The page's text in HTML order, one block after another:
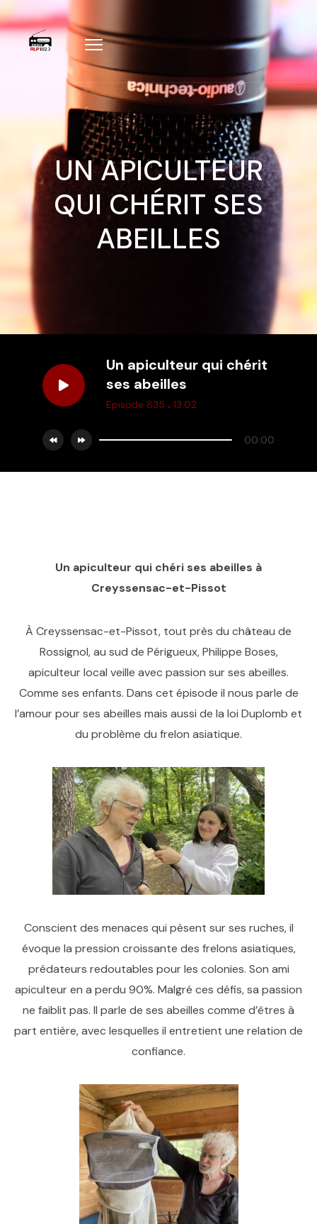
UN APICULTEUR
QUI CHÉRIT SES
ABEILLES
Un apiculteur qui chérit
ses abeilles
Episode 835 . 13:02
00:00
Un apiculteur qui chéri ses abeilles à
Creyssensac-et-Pissot
À Creyssensac-et-Pissot, tout près du château de
Rossignol, au sud de Périgueux, Philippe Boses,
apiculteur local veille avec passion sur ses abeilles.
Comme ses enfants. Dans cet épisode il nous parle de
l’amour pour ses abeilles mais aussi de la loi Duplomb et
du problème du frelon asiatique.
Conscient des menaces qui pèsent sur ses ruches, il
évoque la pression croissante des frelons asiatiques,
prédateurs redoutables pour les colonies. Son ami
apiculteur en a perdu 90%. Malgré ces défis, sa passion
ne faiblit pas. Il parle de ses abeilles comme d’êtres à
part entière, avec lesquelles il entretient une relation de
confiance.